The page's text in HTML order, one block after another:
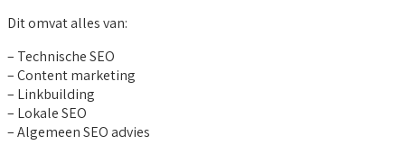
Dit omvat alles van:
– Technische SEO
– Content marketing
– Linkbuilding
– Lokale SEO
– Algemeen SEO advies